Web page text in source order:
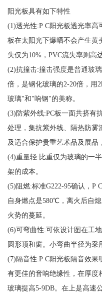
阳光板具有如下特性
(1)透光性:P C阳光板透光率
板在太阳光下爆晒不会产生黄
失仅为10%，PVC流失率则高
(2)抗撞击:撞击强度是普通玻
倍，是钢化玻璃的2-20倍，用
玻璃"和"响钢"的美称。
(3)防紫外线:PC板一面共挤有
处理，集抗紫外线、隔热防雾
及适合保护贵重艺术品及展品
(4)重量轻:比重仅为玻璃的一
架的成本。
(5)阻燃:标准G222-95确认，P
自身燃点是580℃，离火后自
火势的蔓延。
(6)可弯曲性:可依设计图在工
圆形顶和窗。小弯曲半径为采
(7)隔音性:P C阳光板隔音效
有更佳的音响绝缘性，在厚度
玻璃提高5-9DB。在上是高速